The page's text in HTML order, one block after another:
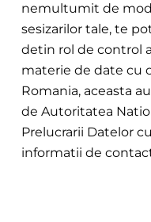
nemultumit de
sesizarilor tale, te
detin rol de control
materie de date cu
Romania, aceasta
de Autoritatea
Prelucrarii Datelor
informatii de